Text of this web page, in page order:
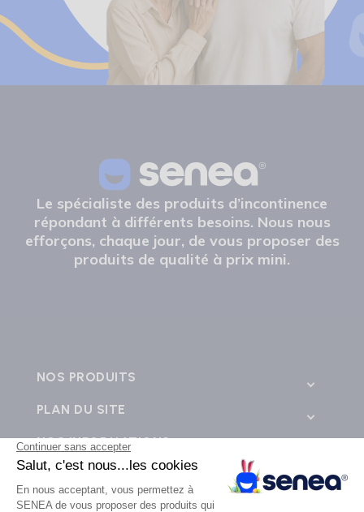
Le spécialiste des produits d’incontinence
répondant à différents besoins. Nous nous
efforçons, chaque jour, de vous proposer des
produits de qualité à prix mini.
NOS PRODUITS
PLAN DU SITE
NOS INFORMATIONS
CONTACTEZ-NOUS